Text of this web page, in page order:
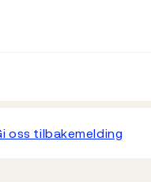
oss tilbakemelding